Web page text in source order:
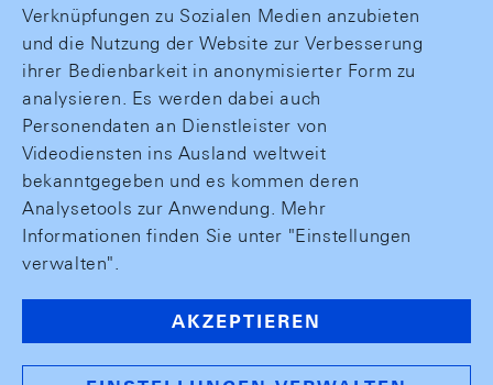
Verknüpfungen zu Sozialen Medien anzubieten
und die Nutzung der Website zur Verbesserung
ihrer Bedienbarkeit in anonymisierter Form zu
analysieren. Es werden dabei auch
Personendaten an Dienstleister von
Videodiensten ins Ausland weltweit
bekanntgegeben und es kommen deren
Analysetools zur Anwendung. Mehr
Informationen finden Sie unter "Einstellungen
verwalten".
AKZEPTIEREN